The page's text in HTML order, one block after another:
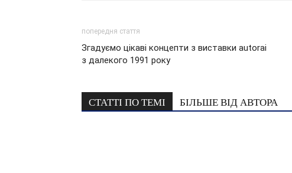
попередня стаття
Згадуємо цікаві концепти з виставки autorai
з далекого 1991 року
СТАТТІ ПО ТЕМІ БІЛЬШЕ ВІД АВТОРА